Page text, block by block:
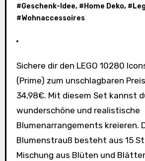
#Geschenk-Idee, # Home Deko, #
#Wohnaccessoires
Sichere dir den LEGO 10280 Icons Blumenstrauß
(Prime) zum unschlagbaren
34,98€. Mit diesem Set kannst
wunderschöne und realistische
Blumenarrangements kreieren.
Blumenstrauß besteht aus 15
Mischung aus Blüten und